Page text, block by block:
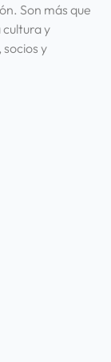
Son más que
cultura y
y